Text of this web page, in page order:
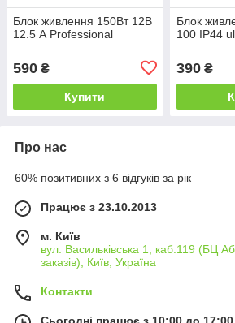
Блок живлення 150Вт 12В
12.5 А Professional
590 ₴
Купити
Блок
100 IP44
390₴
Про нас
60% позитивних з 6 відгуків за рік
Працює з 23.10.2013
м. Київ
вул. Васильківська 1, каб.119 (БЦ
заказів), Київ, Україна
Контакти